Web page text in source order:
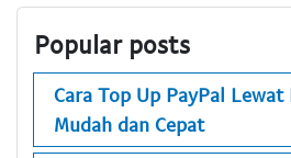
Popular posts
Cara Top Up PayPal Lewat
Mudah dan Cepat